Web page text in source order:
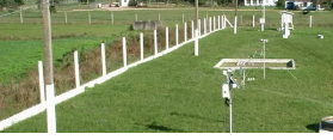
EDITAIS
INTERNACIONAL
OUVIDORIA
PORTARIASFaculdade de Agronomia